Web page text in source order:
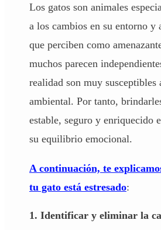
Los gatos son animales
a los cambios en su entorno y
que perciben como
muchos parecen
realidad son muy susceptibles
ambiental. Por tanto,
estable, seguro y enriquecido
su equilibrio emocional.
A continuación, te
tu gato está estresado:
1. Identificar y eliminar la